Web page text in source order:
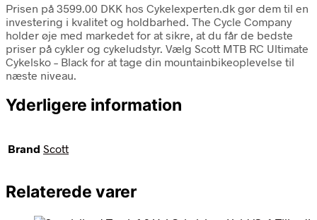
Prisen på 3599.00 DKK hos Cykelexperten.dk gør dem til en
investering i kvalitet og holdbarhed. The Cycle Company
holder øje med markedet for at sikre, at du får de bedste
priser på cykler og cykeludstyr. Vælg Scott MTB RC Ultimate
Cykelsko – Black for at tage din mountainbikeoplevelse til
næste niveau.
Yderligere information
Brand Scott
Relaterede varer